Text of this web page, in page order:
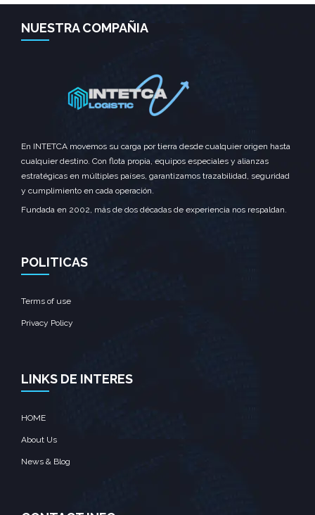
NUESTRA COMPAÑIA
En INTETCA movemos su carga por tierra desde cualquier origen hasta
cualquier destino. Con flota propia, equipos especiales y alianzas
estratégicas en múltiples países, garantizamos trazabilidad, seguridad
y cumplimiento en cada operación.
Fundada en 2002, más de dos décadas de experiencia nos respaldan.
POLITICAS
Terms of use
Privacy Policy
LINKS DE INTERES
HOME
About Us
News & Blog